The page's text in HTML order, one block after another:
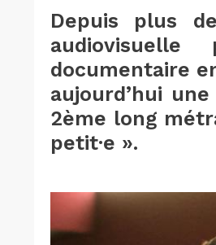
Depuis plus
documentaire
aujourd’hui
2ème long
petit·e ».